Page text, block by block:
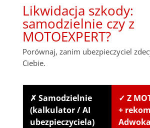
Likwidacja szkody:
samodzielnie czy z
MOTOEXPERT?
Porównaj, zanim ubezpieczyciel
Ciebie.
✗ Samodzielnie
(kalkulator / AI
ubezpieczyciela)
✓ Z
+